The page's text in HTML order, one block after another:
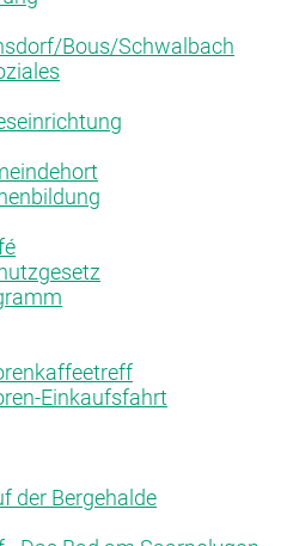
Bous/Schwalbach
Einkaufsfahrt
der Bergehalde